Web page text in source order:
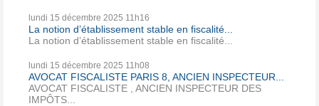
lundi 15 décembre 2025 11h16
La notion d’établissement stable en fiscalité...
La notion d’établissement stable en fiscalité...
lundi 15 décembre 2025 11h08
AVOCAT FISCALISTE PARIS 8, ANCIEN INSPECTEUR...
AVOCAT FISCALISTE , ANCIEN INSPECTEUR DES
IMPÔTS...